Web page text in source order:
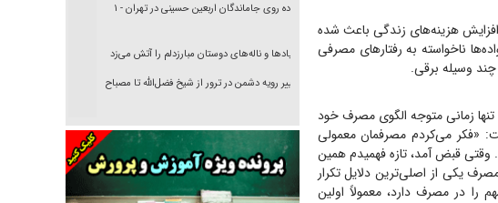
هزینه‌های زندگی باعث شده
ناخواسته به رفتار‌های مصرفی
وسیله برقی.
تنها زمانی متوجه الگوی مصرف خود
«فکر می‌کردم مصرفمان معمولی
قبض آمد، تازه فهمیدم همین
یکی از اصلی‌ترین دلایل تکرار
را در مصرف دارد، معمولاً اولین
پیاده روی جاماندگان اربعین حسینی در تهران - ۱
فریاد‌ها و ناله‌های دوستان مبارزدلم را آتش می‌زد
تغییر رویه دشمن در ترور از شیخ فضل‌الله تا مصباح
خرید قسطی اولش خنده و آخرش گریه است!
فوتبال و آن «بالا»!
راهبرد غافلگیری با نسل جدید پهپاد‌ها